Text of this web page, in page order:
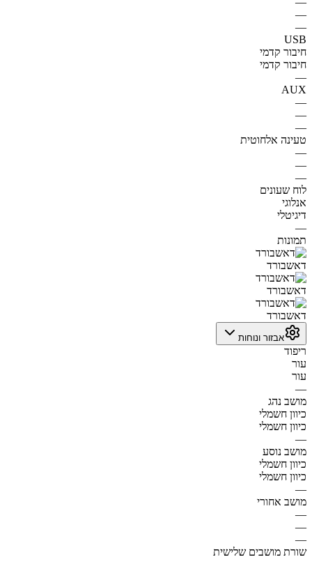
—
—
USB
חיבור קדמי
חיבור קדמי
—
AUX
—
—
—
טעינה אלחוטית
—
—
—
לוח שעונים
אנלוגי
דיגיטלי
—
תמונות
דאשבורד
דאשבורד
דאשבורד
אבזור ונוחות
ריפוד
עור
עור
—
מושב נהג
כיוון חשמלי
כיוון חשמלי
—
מושב נוסע
כיוון חשמלי
כיוון חשמלי
—
מושב אחורי
—
—
—
שורת מושבים שלישית